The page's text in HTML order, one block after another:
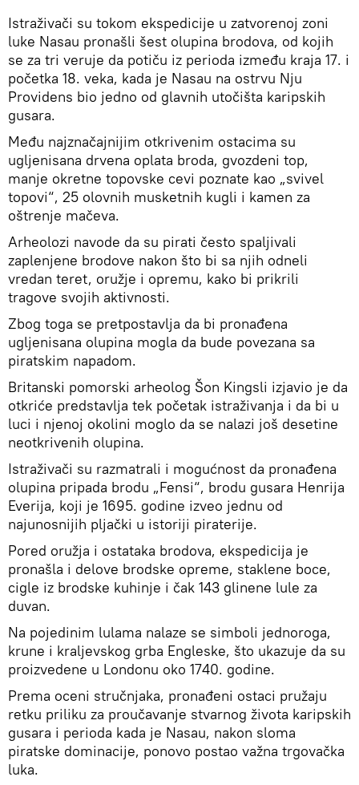
Istraživači su tokom ekspedicije u zatvorenoj zoni
luke Nasau pronašli šest olupina brodova, od kojih
se za tri veruje da potiču iz perioda između kraja 17. i
početka 18. veka, kada je Nasau na ostrvu Nju
Providens bio jedno od glavnih utočišta karipskih
gusara.
Među najznačajnijim otkrivenim ostacima su
ugljenisana drvena oplata broda, gvozdeni top,
manje okretne topovske cevi poznate kao „svivel
topovi“, 25 olovnih musketnih kugli i kamen za
oštrenje mačeva.
Arheolozi navode da su pirati često spaljivali
zaplenjene brodove nakon što bi sa njih odneli
vredan teret, oružje i opremu, kako bi prikrili
tragove svojih aktivnosti.
Zbog toga se pretpostavlja da bi pronađena
ugljenisana olupina mogla da bude povezana sa
piratskim napadom.
Britanski pomorski arheolog Šon Kingsli izjavio je da
otkriće predstavlja tek početak istraživanja i da bi u
luci i njenoj okolini moglo da se nalazi još desetine
neotkrivenih olupina.
Istraživači su razmatrali i mogućnost da pronađena
olupina pripada brodu „Fensi“, brodu gusara Henrija
Everija, koji je 1695. godine izveo jednu od
najunosnijih pljački u istoriji piraterije.
Pored oružja i ostataka brodova, ekspedicija je
pronašla i delove brodske opreme, staklene boce,
cigle iz brodske kuhinje i čak 143 glinene lule za
duvan.
Na pojedinim lulama nalaze se simboli jednoroga,
krune i kraljevskog grba Engleske, što ukazuje da su
proizvedene u Londonu oko 1740. godine.
Prema oceni stručnjaka, pronađeni ostaci pružaju
retku priliku za proučavanje stvarnog života karipskih
gusara i perioda kada je Nasau, nakon sloma
piratske dominacije, ponovo postao važna trgovačka
luka.